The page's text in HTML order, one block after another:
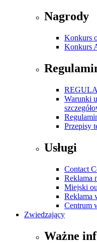
Nagrody
Konkurs
Konkurs
Warunki
Przepisy
Usługi
Contact
Reklama
Miejski
Reklama
Centrum
Zwiedzający
Ważne